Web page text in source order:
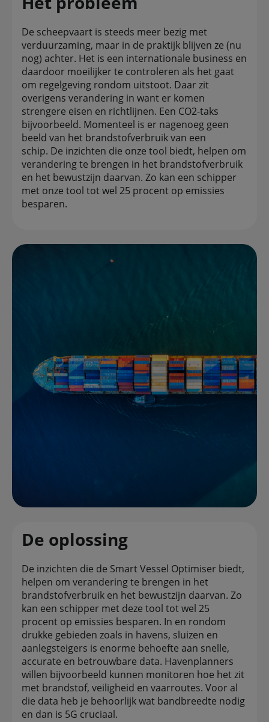
De scheepvaart is steeds meer bezig met
verduurzaming, maar in de praktijk blijven ze (nu
nog) achter. Het is een internationale business en
daardoor moeilijker te controleren als het gaat
om regelgeving rondom uitstoot. Daar zit
overigens verandering in want er komen
strengere eisen en richtlijnen. Een CO2-taks
bijvoorbeeld. Momenteel is er nagenoeg geen
beeld van het brandstofverbruik van een
schip. De inzichten die onze tool biedt, helpen om
verandering te brengen in het brandstofverbruik
en het bewustzijn daarvan. Zo kan een schipper
met onze tool tot wel 25 procent op emissies
besparen.
De oplossing
De inzichten die de Smart Vessel Optimiser biedt,
helpen om verandering te brengen in het
brandstofverbruik en het bewustzijn daarvan. Zo
kan een schipper met deze tool tot wel 25
procent op emissies besparen. In en rondom
drukke gebieden zoals in havens, sluizen en
aanlegsteigers is enorme behoefte aan snelle,
accurate en betrouwbare data. Havenplanners
willen bijvoorbeeld kunnen monitoren hoe het zit
met brandstof, veiligheid en vaarroutes. Voor al
die data heb je behoorlijk wat bandbreedte nodig
en dan is 5G cruciaal.